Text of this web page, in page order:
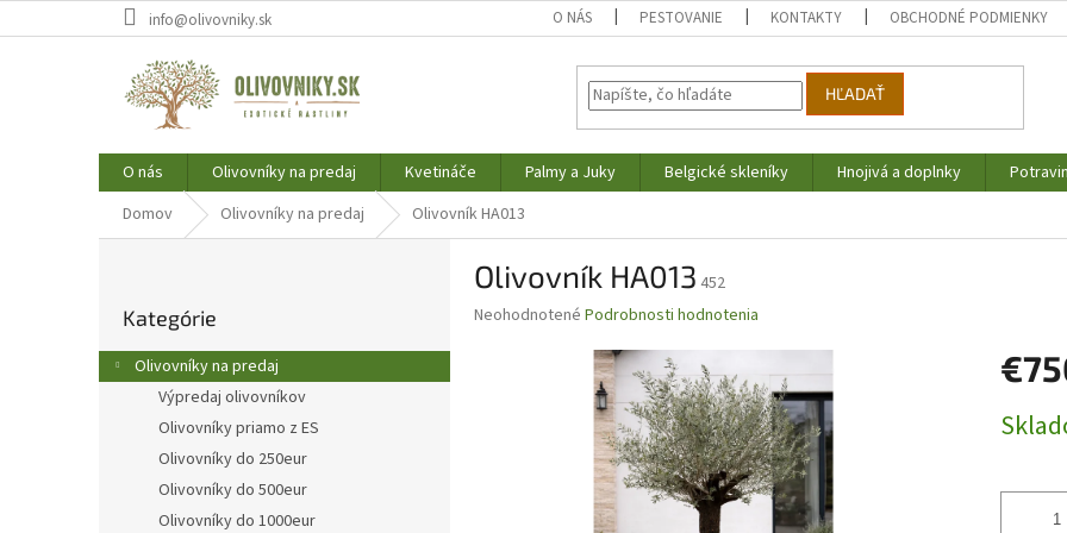
na
info@olivovniky.sk O NÁS PESTOVANIE KONTAKTY OBCHODNÉ PODMIENKY
HĽADAŤ
O nás Olivovníky na predaj Kvetináče Palmy a Juky Belgické skleníky Hnojivá a doplnky
Domov
Olivovníky na predaj Olivovník HA013
ý
p
kategórie
Kategórie
Olivovníky na predaj
Výpredaj olivovníkov
Olivovníky priamo z ES
Olivovníky do 250eur
Olivovníky do 500eur
Olivovníky do 1000eur
Olivovník HA013 452
Priemerné
Neohodnotené Podrobnosti hodnotenia
cena: